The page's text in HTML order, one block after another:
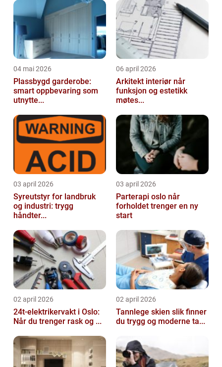
04 mai 2026
Plassbygd garderobe:
smart oppbevaring som
utnytte...
06 april 2026
Arkitekt interiør når
funksjon og estetikk
møtes...
03 april 2026
Syreutstyr for landbruk
og industri: trygg
håndter...
03 april 2026
Parterapi oslo når
forholdet trenger en ny
start
02 april 2026
24t-elektrikervakt i Oslo:
Når du trenger rask og ...
02 april 2026
Tannlege skien slik finner
du trygg og moderne ta...